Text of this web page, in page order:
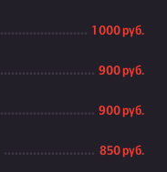
1 000 руб.
900 руб.
900 руб.
850 руб.